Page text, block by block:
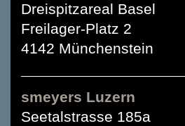
Dreispitzareal Basel
Freilager-Platz 2
4142 Münchenstein
smeyers Luzern
Seetalstrasse 185a